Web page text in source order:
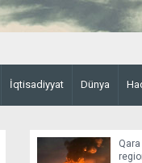
İqtisadiyyat Dünya